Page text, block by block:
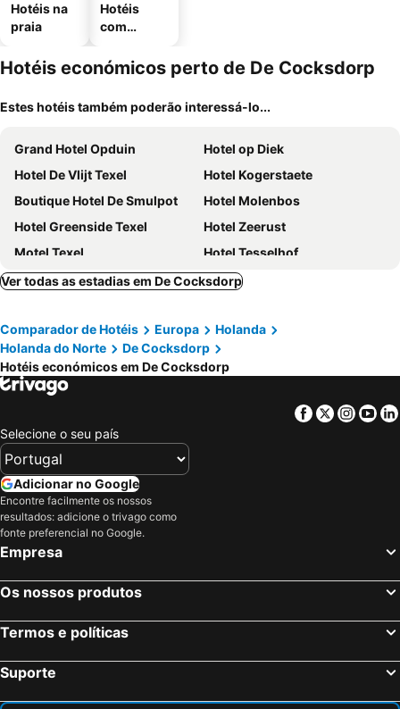
Hotéis na
praia
Hotéis
com
mento
Hotéis económicos perto de De Cocksdorp
Estes hotéis também poderão interessá-lo...
Grand Hotel Opduin
Hotel op Diek
Hotel De Vlijt Texel
Hotel Kogerstaete
Boutique Hotel De Smulpot
Hotel Molenbos
Hotel Greenside Texel
Hotel Zeerust
Motel Texel
Hotel Tesselhof
Van der Valk Hotel Texel-De Koog
Hotel De Lindeboom
Ver todas as estadias em De Cocksdorp
Comparador de Hotéis Europa
Holanda
Holanda do Norte
De Cocksdorp
Hotéis económicos em De Cocksdorp
Facebook
Twitter
Selecione o seu país
Adicionar no Google
Encontre facilmente os nossos
resultados: adicione o trivago como
fonte preferencial no Google.
Empresa
Os nossos produtos
Termos e políticas
Suporte